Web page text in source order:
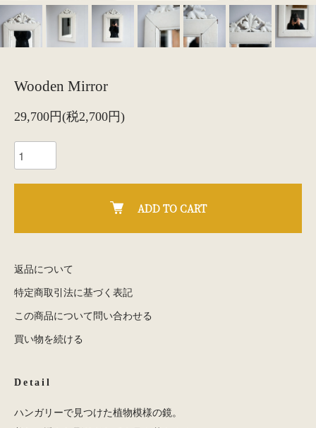
Wooden Mirror
29,700円(税2,700円)
ADD TO CART
返品について
特定商取引法に基づく表記
この商品について問い合わせる
買い物を続ける
Detail
ハンガリーで見つけた植物模様の鏡。